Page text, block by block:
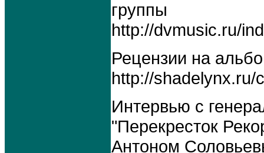
группы
http://dvmusic.ru/
Рецензии на
http://shadelynx.ru/
Интервью с
"Перекресток
Антоном